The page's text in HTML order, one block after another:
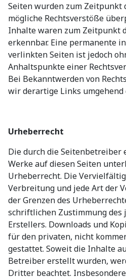
Seiten wurden zum Zeitpunkt
mögliche Rechtsverstöße
Inhalte waren zum Zeitpunkt
erkennbar. Eine permanente
verlinkten Seiten ist jedoch
Anhaltspunkte einer
Bei Bekanntwerden von
wir derartige Links umgehend
Urheberrecht
Die durch die
Werke auf diesen Seiten
Urheberrecht. Die
Verbreitung und jede Art der
der Grenzen des
schriftlichen Zustimmung des
Erstellers. Downloads und
für den privaten, nicht
gestattet. Soweit die Inhalte
Betreiber erstellt wurden,
Dritter beachtet.